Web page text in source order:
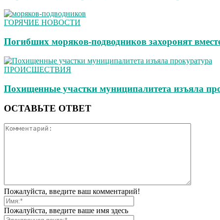
ГОРЯЧИЕ НОВОСТИ
Погибших моряков-подводников захоронят
ПРОИСШЕСТВИЯ
Похищенные участки муниципалитета изъяла
ОСТАВЬТЕ ОТВЕТ
Пожалуйста, введите ваш комментарий!
Пожалуйста, введите ваше имя здесь